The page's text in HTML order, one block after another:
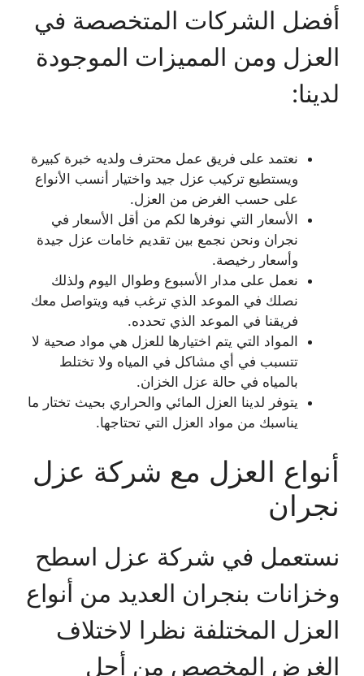
أفضل الشركات المتخصصة في
العزل ومن المميزات الموجودة
لدينا:
نعتمد على فريق عمل محترف ولديه خبرة كبيرة
ويستطيع تركيب عزل جيد واختيار أنسب الأنواع
على حسب الغرض من العزل.
الأسعار التي نوفرها لكم من أقل الأسعار في
نجران ونحن نجمع بين تقديم خامات عزل جيدة
وأسعار رخيصة.
نعمل على مدار الأسبوع وطوال اليوم ولذلك
نصلك في الموعد الذي ترغب فيه ويتواصل معك
فريقنا في الموعد الذي تحدده.
المواد التي يتم اختيارها للعزل هي مواد صحية لا
تتسبب في أي مشاكل في المياه ولا تختلط
بالمياه في حالة عزل الخزان.
يتوفر لدينا العزل المائي والحراري بحيث تختار ما
يناسبك من مواد العزل التي تحتاجها.
أنواع العزل مع شركة عزل
نجران
نستعمل في شركة عزل اسطح
وخزانات بنجران العديد من أنواع
العزل المختلفة نظرا لاختلاف
الغرض المخصص من أجل